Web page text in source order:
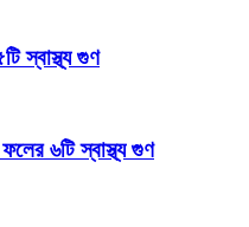
স্বাস্থ্য গুণ
৬টি স্বাস্থ্য গুণ